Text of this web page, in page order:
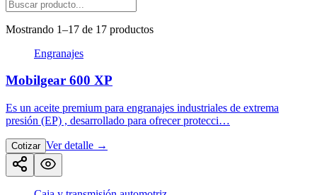
Mostrando 1–17 de 17 productos
Engranajes
Mobilgear 600 XP
Es un aceite premium para engranajes industriales de extrema
presión (EP) , desarrollado para ofrecer protecci…
Cotizar Ver detalle →